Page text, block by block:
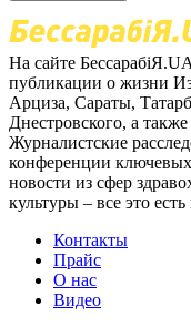
На сайте
публикации о жизни
Арциза, Сараты,
Днестровского, а
Журналистские
конференции
новости из сфер
культуры – все это
Контакты
Прайс
О нас
Видео